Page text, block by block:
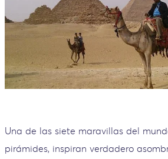
Una de las siete maravillas del
pirámides, inspiran verdadero